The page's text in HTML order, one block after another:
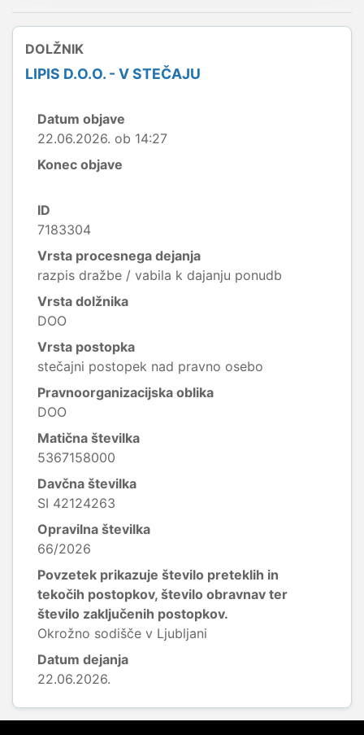
DOLŽNIK
LIPIS D.O.O. - V STEČAJU
Datum objave
22.06.2026. ob 14:27
Konec objave
ID
7183304
Vrsta procesnega dejanja
razpis dražbe / vabila k dajanju ponudb
Vrsta dolžnika
DOO
Vrsta postopka
stečajni postopek nad pravno osebo
Pravnoorganizacijska oblika
DOO
Matična številka
5367158000
Davčna številka
SI 42124263
Opravilna številka
66/2026
Povzetek prikazuje število preteklih in
tekočih postopkov, število obravnav ter
število zaključenih postopkov.
Okrožno sodišče v Ljubljani
Datum dejanja
22.06.2026.